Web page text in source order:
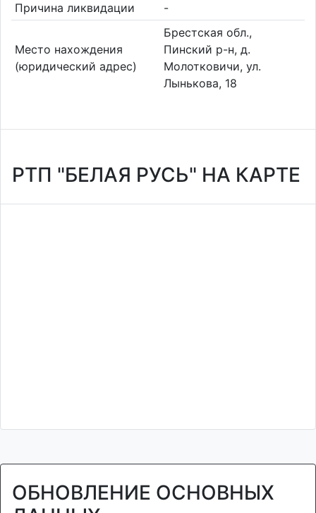
Причина ликвидации
-
Место нахождения
(юридический адрес)
Брестская обл.,
Пинский р-н, д.
Молотковичи, ул.
Лынькова, 18
РТП "БЕЛАЯ РУСЬ" НА КАРТЕ
ОБНОВЛЕНИЕ ОСНОВНЫХ